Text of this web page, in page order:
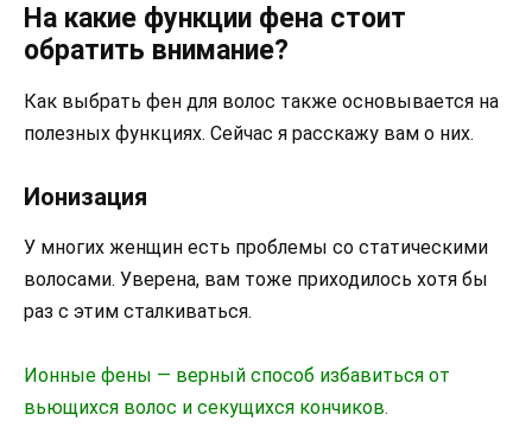
На какие функции фена стоит
обратить внимание?
Как выбрать фен для волос также основывается на
полезных функциях. Сейчас я расскажу вам о них.
Ионизация
У многих женщин есть проблемы со статическими
волосами. Уверена, вам тоже приходилось хотя бы
раз с этим сталкиваться.
Ионные фены — верный способ избавиться от
вьющихся волос и секущихся кончиков.